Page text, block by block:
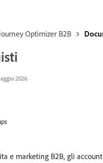
Optimizer B2B
2026
e marketing B2B, gli